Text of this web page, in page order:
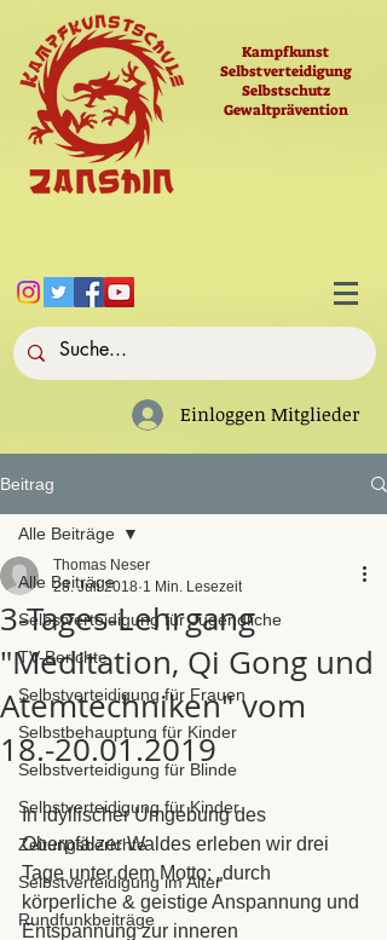
Kampfkunst
Selbstverteidigung
Selbstschutz
Gewaltprävention
Einloggen Mitglieder
Beitrag
Alle Beiträge
Selbstverteidigung für Jugendliche
TV-Berichte
Selbstverteidigung für Frauen
Selbstbehauptung für Kinder
Selbstverteidigung für Blinde
Selbstverteidigung für Kinder
Zeitungsberichte
Selbstverteidigung im Alter
Rundfunkbeiträge
Alle Beiträge
3-Tages-Lehrgang
"Meditation, Qi Gong und
Atemtechniken" vom
18.-20.01.2019
Thomas Neser
28. Juli 2018 1 Min. Lesezeit
In idyllischer Umgebung des
Oberpfälzer Waldes erleben wir drei
Tage unter dem Motto: „durch
körperliche & geistige Anspannung und
Entspannung zur inneren